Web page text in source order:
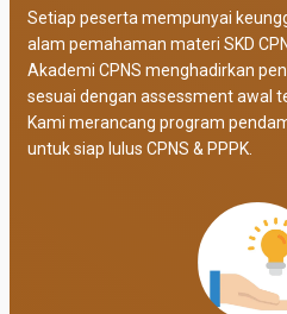
Setiap peserta mempunyai
alam pemahaman materi SKD
Akademi CPNS menghadirkan
sesuai dengan assessment awal
Kami merancang program
untuk siap lulus CPNS & PPPK.